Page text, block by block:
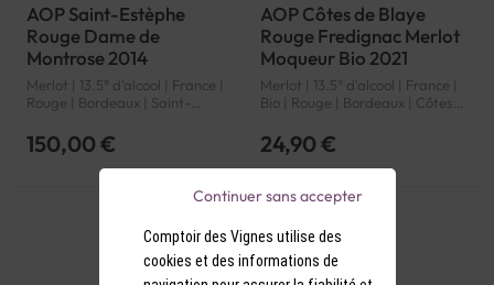
AOP Saint-Estèphe
Rouge Dame de
Montrose 2014
Merlot | 13.5° d'alcool | France |
Rouge | Bordeaux | Saint-
150,00 €
AOP Côtes de Blaye
Rouge Fredignac Merlot
Moqueur Bio 2021
Merlot | 13.5° d'alcool | France |
Bio | Rouge | Bordeaux | Côtes
24,90 €
Promotion
Comptoir des Vignes utilise des
cookies et des informations de
Continuer sans accepter